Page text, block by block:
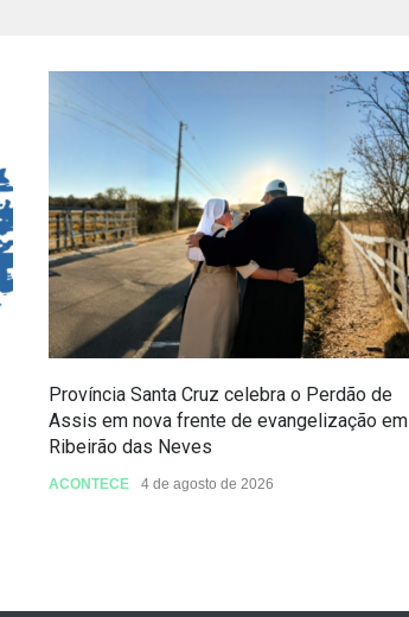
Província Santa Cruz celebra o Perdão de
Assis em nova frente de evangelização em
Ribeirão das Neves
ACONTECE 4 de agosto de 2026